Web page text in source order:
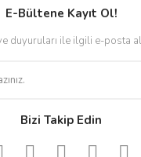
E-Bültene Kayıt Ol!
duyuruları ile ilgili e-posta
Bizi Takip Edin